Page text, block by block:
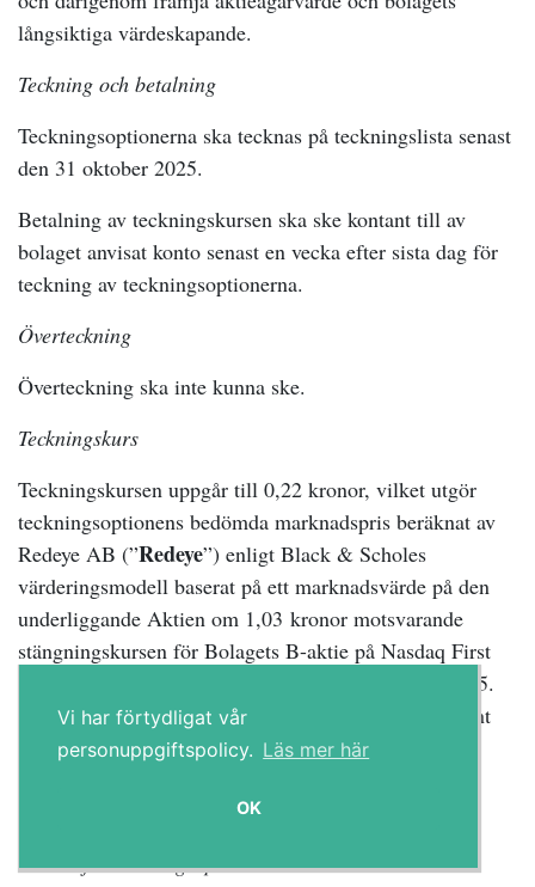
Vi har förtydligat vår
personuppgiftspolicy. Läs mer här
OK
långsiktiga värdeskapande.
Teckning och betalning
Teckningsoptionerna ska tecknas på teckningslista senast
den 31 oktober 2025.
Betalning av teckningskursen ska ske kontant till av
bolaget anvisat konto senast en vecka efter sista dag för
teckning av teckningsoptionerna.
Överteckning
Överteckning ska inte kunna ske.
Teckningskurs
Teckningskursen uppgår till 0,22 kronor, vilket utgör
teckningsoptionens bedömda marknadspris beräknat av
Redeye AB (”Redeye”) enligt Black & Scholes
värderingsmodell baserat på ett marknadsvärde på den
underliggande Aktien om 1,03 kronor motsvarande
stängningskursen för Bolagets B-aktie på Nasdaq First
North Premier Growth Market den 30 september 2025.
Redeye har utgått från en riskfri ränta om 1,92 procent
och en volatilitet om 43,75 procent samt antagit att
bolaget (och således inte delas ut till aktieägarna).
Villkor för teckningsoptionerna